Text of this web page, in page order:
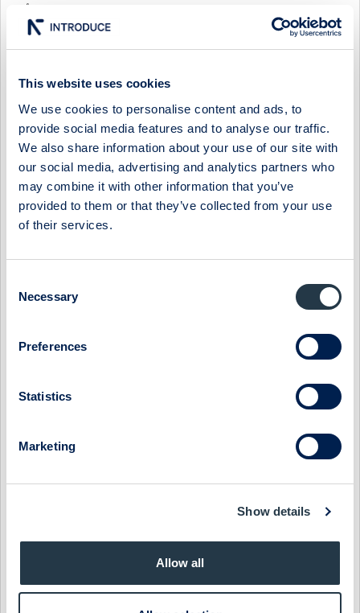
This website uses cookies
We use cookies to personalise content and ads, to
provide social media features and to analyse our traffic.
We also share information about your use of our site with
our social media, advertising and analytics partners who
may combine it with other information that you’ve
provided to them or that they’ve collected from your use
of their services.
Selection
Necessary
Preferences
Statistics
Marketing
Show details
Allow all
resultat och verksamheten visade ett visst överskott i det
sig. Fokus är nu på tillväxt för att uppnå nödvändig kritisk
Affärsområde Supply hade, som förväntat, ett
säsongsmässigt svagt tredje kvartal då produktionsuttaget
normalt är lågt under sommarmånaderna. Väsentligt högre
affärsvolymer väntas under hösten.
Försäljning och resultat för affärsområde Finland var, rensat
därmed öka konkurrenskraften och sänka kostnaderna har
gett resultat. Särskilt positiv är resultattrenden i den svenska
förändringsarbete. Vi fortsätter arbetet att integrera
koncernen samtidigt som vi implementerar en tillväxtstrategi
För ytterligare information vänligen kontakta: Peter Åsberg,
Om Midelfart Sonesson Midelfart Sonesson utvecklar,
tillverkar och marknadsför väldokumenterade produkter inom